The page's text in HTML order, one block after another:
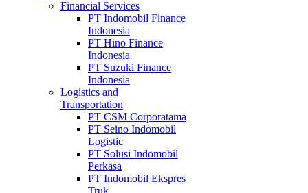
Financial Services
PT Indomobil Finance
Indonesia
PT Hino Finance
Indonesia
PT Suzuki Finance
Indonesia
Logistics and
Transportation
PT CSM Corporatama
PT Seino Indomobil
Logistic
PT Solusi Indomobil
Perkasa
PT Indomobil Ekspres
Truk